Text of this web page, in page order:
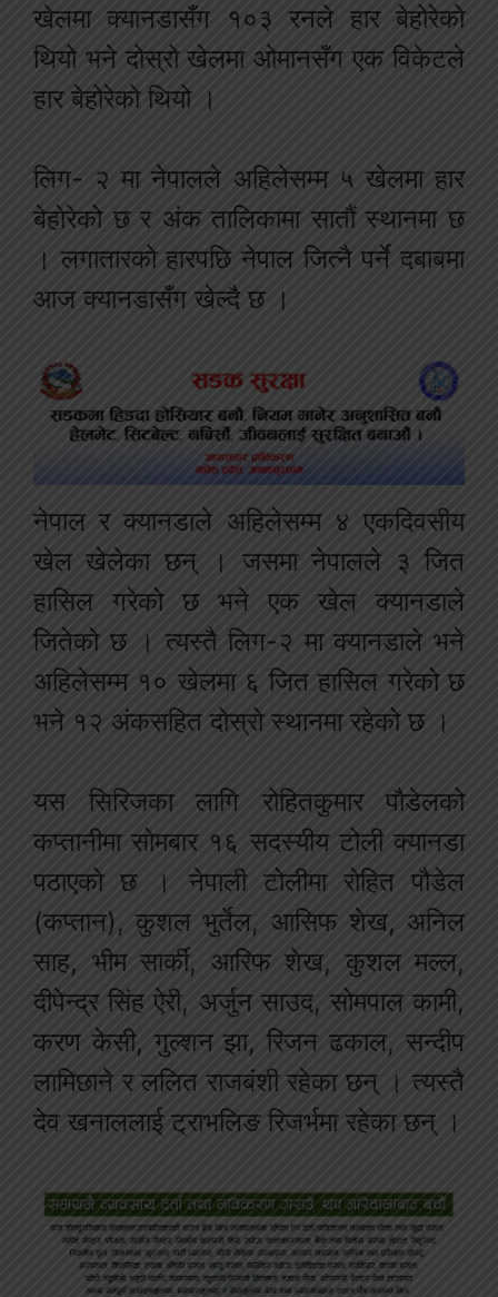
खेलमा क्यानडासँग १०३ रनले हार बेहोरेको
थियो भने दोस्रो खेलमा ओमानसँग एक विकेटले
हार बेहोरेको थियो ।
लिग- २ मा नेपालले अहिलेसम्म ५ खेलमा हार
बेहोरेको छ र अंक तालिकामा सातौं स्थानमा छ
। लगातारको हारपछि नेपाल जित्नै पर्ने दबाबमा
आज क्यानडासँग खेल्दै छ ।
नेपाल र क्यानडाले अहिलेसम्म ४ एकदिवसीय
खेल खेलेका छन् । जसमा नेपालले ३ जित
हासिल गरेको छ भने एक खेल क्यानडाले
जितेको छ । त्यस्तै लिग-२ मा क्यानडाले भने
अहिलेसम्म १० खेलमा ६ जित हासिल गरेको छ
भने १२ अंकसहित दोस्रो स्थानमा रहेको छ ।
यस सिरिजका लागि रोहितकुमार पौडेलको
कप्तानीमा सोमबार १६ सदस्यीय टोली क्यानडा
पठाएको छ । नेपाली टोलीमा रोहित पौडेल
(कप्तान), कुशल भुर्तेल, आसिफ शेख, अनिल
साह, भीम सार्की, आरिफ शेख, कुशल मल्ल,
दीपेन्द्र सिंह ऐरी, अर्जुन साउद, सोमपाल कामी,
करण केसी, गुल्शन झा, रिजन ढकाल, सन्दीप
लामिछाने र ललित राजबंशी रहेका छन् । त्यस्तै
देव खनाललाई ट्राभलिङ रिजर्भमा रहेका छन् ।